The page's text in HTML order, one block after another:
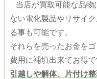
当店が買取可能な品物
ない電化製品やリサイ
る事も可能です。
それらを売ったお金を
費用に補填出来てお得で
引越しや解体、片付け